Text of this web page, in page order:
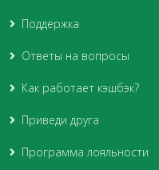
Поддержка
Ответы на вопросы
Как работает кэшбэк?
Приведи друга
Программа лояльности